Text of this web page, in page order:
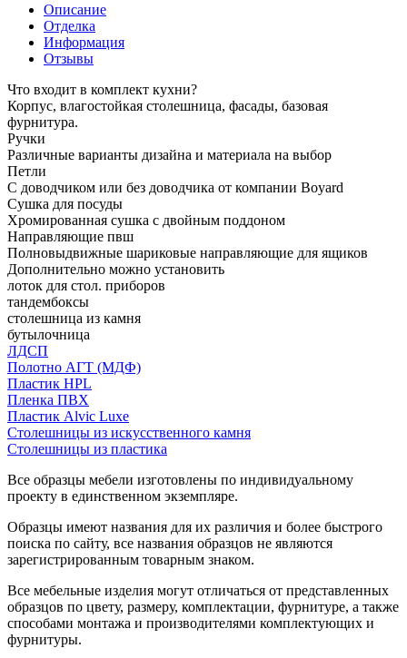
Описание
Отделка
Информация
Отзывы
Что входит в комплект кухни?
Корпус, влагостойкая столешница, фасады, базовая
фурнитура.
Ручки
Различные варианты дизайна и материала на выбор
Петли
С доводчиком или без доводчика от компании Boyard
Сушка для посуды
Хромированная сушка с двойным поддоном
Направляющие пвш
Полновыдвижные шариковые направляющие для ящиков
Дополнительно можно установить
лоток для стол. приборов
тандембоксы
столешница из камня
бутылочница
ЛДСП
Полотно АГТ (МДФ)
Пластик HPL
Пленка ПВХ
Пластик Alvic Luxe
Столешницы из искусственного камня
Столешницы из пластика
Все образцы мебели изготовлены по индивидуальному
проекту в единственном экземпляре.
Образцы имеют названия для их различия и более быстрого
поиска по сайту, все названия образцов не являются
зарегистрированным товарным знаком.
Все мебельные изделия могут отличаться от представленных
образцов по цвету, размеру, комплектации, фурнитуре, а также
способами монтажа и производителями комплектующих и
фурнитуры.